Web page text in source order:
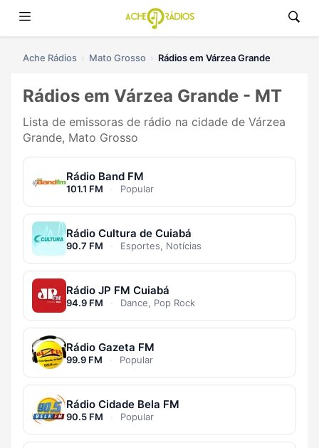
Ache Rádios Mato Grosso Rádios em Várzea Grande
Rádios em Várzea Grande - MT
Lista de emissoras de rádio na cidade de Várzea
Grande, Mato Grosso
Rádio Band FM
101.1 FM · Popular
Rádio Cultura de Cuiabá
90.7 FM · Esportes, Notícias
Rádio JP FM Cuiabá
94.9 FM · Dance, Pop Rock
Rádio Gazeta FM
99.9 FM · Popular
Rádio Cidade Bela FM
90.5 FM · Popular